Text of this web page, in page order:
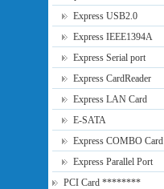
Express USB2.0
Express IEEE1394A
Express Serial port
Express CardReader
Express LAN Card
E-SATA
Express COMBO Card
Express Parallel Port
PCI Card ********